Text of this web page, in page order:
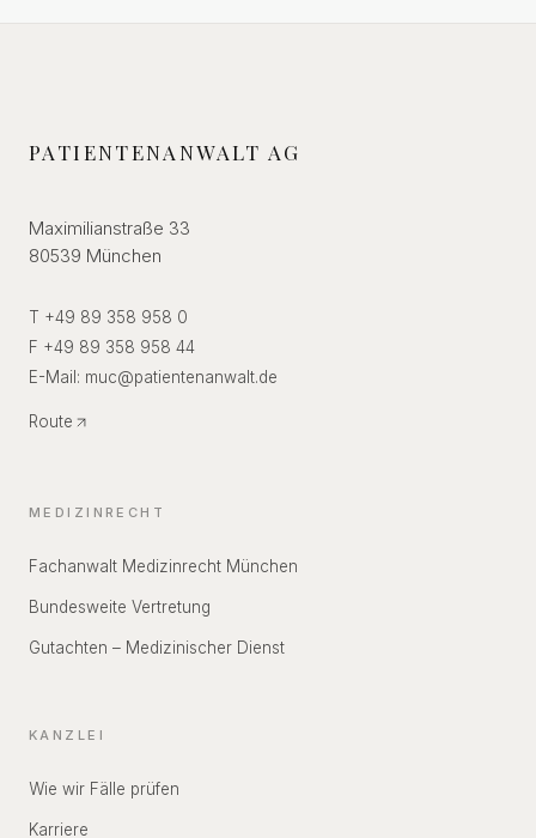
PATIENTENANWALT AG
Maximilianstraße 33
80539 München
T +49 89 358 958 0
F +49 89 358 958 44
E-Mail: muc@patientenanwalt.de
Route
MEDIZINRECHT
Fachanwalt Medizinrecht München
Bundesweite Vertretung
Gutachten – Medizinischer Dienst
KANZLEI
Wie wir Fälle prüfen
Karriere